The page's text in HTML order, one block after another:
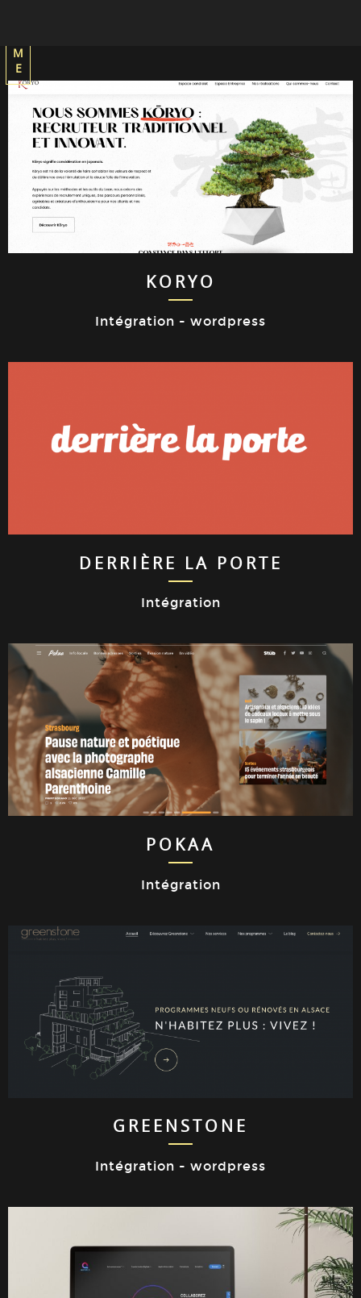
M
E
KORYO
Intégration - wordpress
DERRIÈRE LA PORTE
Intégration
POKAA
Intégration
GREENSTONE
Intégration - wordpress